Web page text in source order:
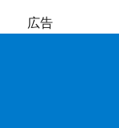
広告